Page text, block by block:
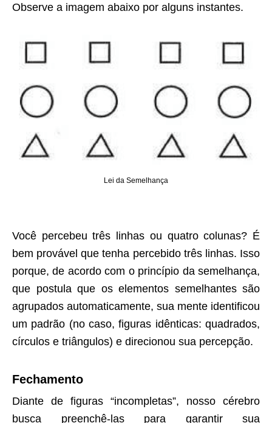
Observe a imagem abaixo por alguns instantes.
Lei da Semelhança
Você percebeu três linhas ou quatro colunas? É
bem provável que tenha percebido três linhas. Isso
porque, de acordo com o princípio da semelhança,
que postula que os elementos semelhantes são
agrupados automaticamente, sua mente identificou
um padrão (no caso, figuras idênticas: quadrados,
círculos e triângulos) e direcionou sua percepção.
Fechamento
Diante de figuras “incompletas”, nosso cérebro
busca preenchê-las para garantir sua